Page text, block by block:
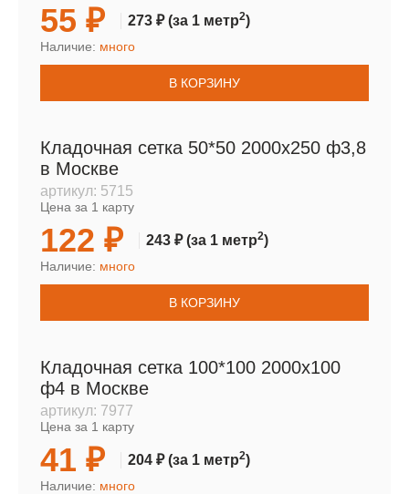
55 ₽ 273 ₽(за 1 метр2)
Наличие: много
В КОРЗИНУ
Кладочная сетка 50*50 2000х250 ф3,8
в Москве
артикул: 5715
Цена за 1 карту
122 ₽ 243 ₽(за 1 метр2)
Наличие: много
В КОРЗИНУ
Кладочная сетка 100*100 2000х100
ф4 в Москве
артикул: 7977
Цена за 1 карту
41 ₽ 204 ₽(за 1 метр2)
Наличие: много